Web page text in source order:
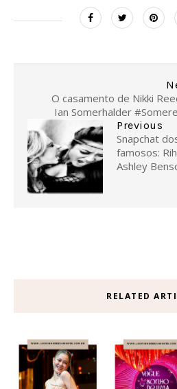
O casamento de Nikki
Ian Somerhalder
Previous
Snapchat
famosos:
Ashley
RELATED